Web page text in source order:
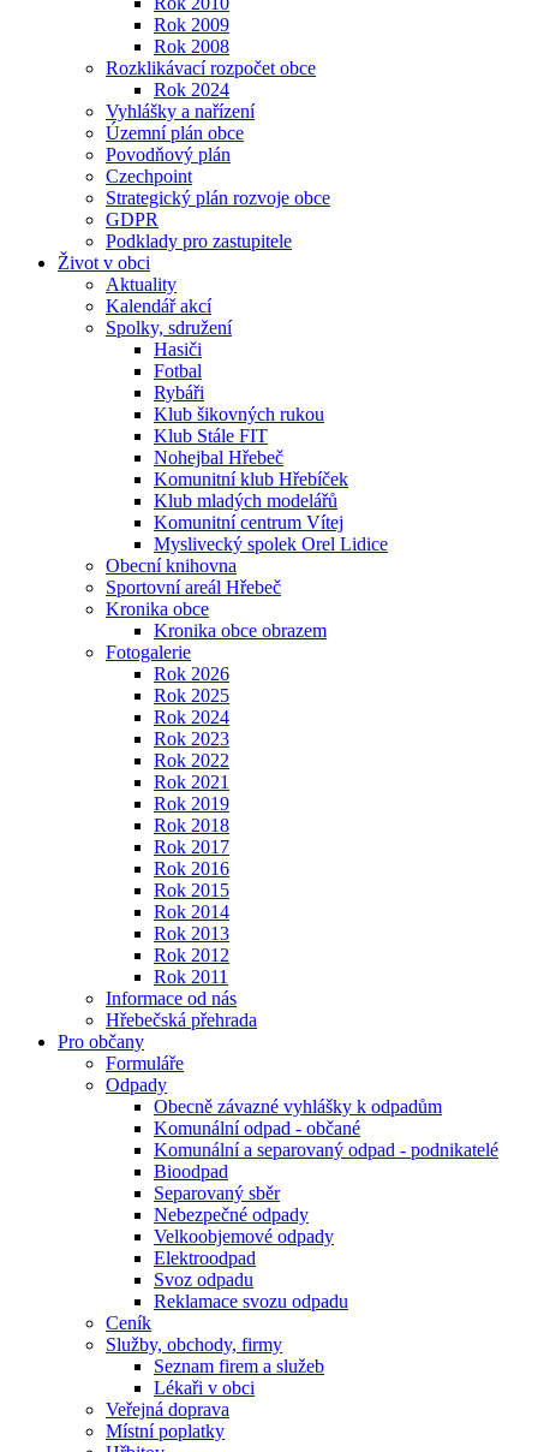
Rok 2009
Rok 2008
Rozklikávací rozpočet obce
Rok 2024
Vyhlášky a nařízení
Územní plán obce
Povodňový plán
Czechpoint
Strategický plán rozvoje obce
GDPR
Podklady pro zastupitele
Život v obci
Aktuality
Kalendář akcí
Spolky, sdružení
Hasiči
Fotbal
Rybáři
Klub šikovných rukou
Klub Stále FIT
Nohejbal Hřebeč
Komunitní klub Hřebíček
Klub mladých modelářů
Komunitní centrum Vítej
Myslivecký spolek Orel Lidice
Obecní knihovna
Sportovní areál Hřebeč
Kronika obce
Kronika obce obrazem
Fotogalerie
Rok 2026
Rok 2025
Rok 2024
Rok 2023
Rok 2022
Rok 2021
Rok 2019
Rok 2018
Rok 2017
Rok 2016
Rok 2015
Rok 2014
Rok 2013
Rok 2012
Rok 2011
Informace od nás
Hřebečská přehrada
Pro občany
Formuláře
Odpady
Obecně závazné vyhlášky k odpadům
Komunální odpad - občané
Komunální a separovaný odpad - podnikatelé
Bioodpad
Separovaný sběr
Nebezpečné odpady
Velkoobjemové odpady
Elektroodpad
Svoz odpadu
Reklamace svozu odpadu
Ceník
Služby, obchody, firmy
Seznam firem a služeb
Lékaři v obci
Veřejná doprava
Místní poplatky